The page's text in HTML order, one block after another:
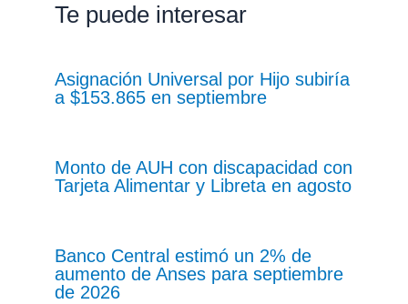
Te puede interesar
Asignación Universal por Hijo subiría
a $153.865 en septiembre
Monto de AUH con discapacidad con
Tarjeta Alimentar y Libreta en agosto
Banco Central estimó un 2% de
aumento de Anses para septiembre
de 2026